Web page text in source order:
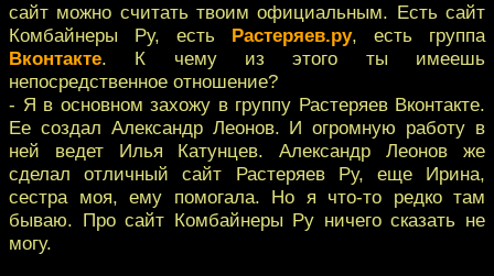
сайт можно считать твоим официальным. Есть сайт
Комбайнеры Ру, есть Растеряев.ру, есть группа
Вконтакте. К чему из этого ты имеешь
непосредственное отношение?
- Я в основном захожу в группу Растеряев Вконтакте.
Ее создал Александр Леонов. И огромную работу в
ней ведет Илья Катунцев. Александр Леонов же
сделал отличный сайт Растеряев Ру, еще Ирина,
сестра моя, ему помогала. Но я что-то редко там
бываю. Про сайт Комбайнеры Ру ничего сказать не
могу.